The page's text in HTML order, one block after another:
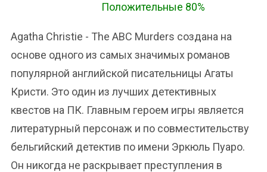
Положительные 80%
Agatha Christie - The ABC Murders создана на
основе одного из самых значимых романов
популярной английской писательницы Агаты
Кристи. Это один из лучших детективных
квестов на ПК. Главным героем игры является
литературный персонаж и по совместительству
бельгийский детектив по имени Эркюль Пуаро.
Он никогда не раскрывает преступления в